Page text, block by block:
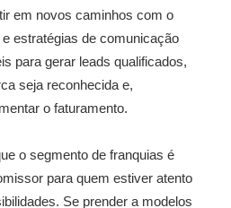
em novos caminhos com o
estratégias de comunicação
para gerar leads qualificados,
seja reconhecida e,
o faturamento.
o segmento de franquias é
para quem estiver atento
Se prender a modelos